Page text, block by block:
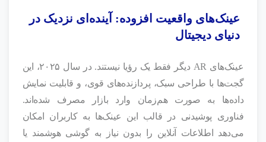
عینک‌های واقعیت افزوده: آینده‌ای نزدیک در
دنیای دیجیتال
عینک‌های AR دیگر فقط یک رؤیا نیستند. در سال ۲۰۲۵، این
گجت‌ها با طراحی سبک، پردازنده‌های قوی، و قابلیت نمایش
داده‌ها به صورت هم‌زمان وارد بازار مصرف شده‌اند.
فناوری پوشیدنی در قالب این عینک‌ها به کاربران امکان
می‌دهد اطلاعات آنلاین را بدون نیاز به گوشی هوشمند یا